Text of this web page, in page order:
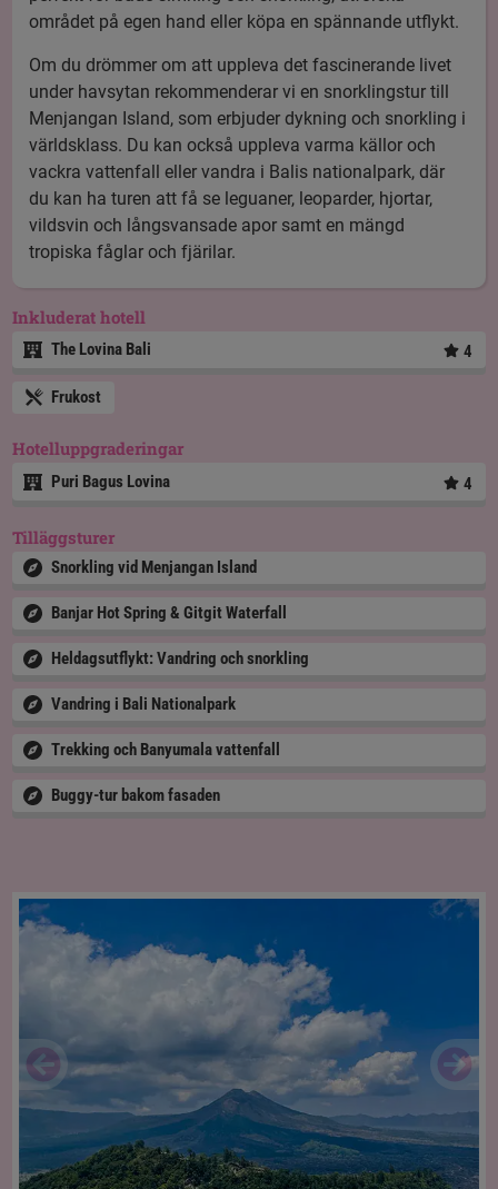
området på egen hand eller köpa en spännande utflykt.
Om du drömmer om att uppleva det fascinerande livet
under havsytan rekommenderar vi en snorklingstur till
Menjangan Island, som erbjuder dykning och snorkling i
världsklass. Du kan också uppleva varma källor och
vackra vattenfall ellervandra i Balis nationalpark, där
du kan ha turen att få se leguaner, leoparder, hjortar,
vildsvin och långsvansade apor samt en mängd
tropiska fåglar och fjärilar.
Inkluderat hotell
The Lovina Bali 4
Frukost
Hotelluppgraderingar
Puri Bagus Lovina 4
Tilläggsturer
Snorkling vid Menjangan Island
Banjar Hot Spring & Gitgit Waterfall
Heldagsutflykt: Vandring och snorkling
Vandring i Bali Nationalpark
Trekking och Banyumala vattenfall
Buggy-tur bakom fasaden